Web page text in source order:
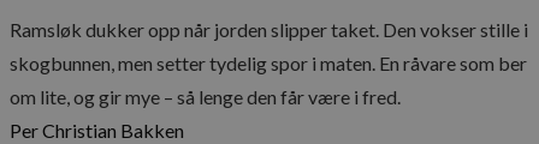
Ramsløk dukker opp når jorden slipper taket. Den vokser stille i
skogbunnen, men setter tydelig spor i maten. En råvare som ber
om lite, og gir mye – så lenge den får være i fred.
Per Christian Bakken